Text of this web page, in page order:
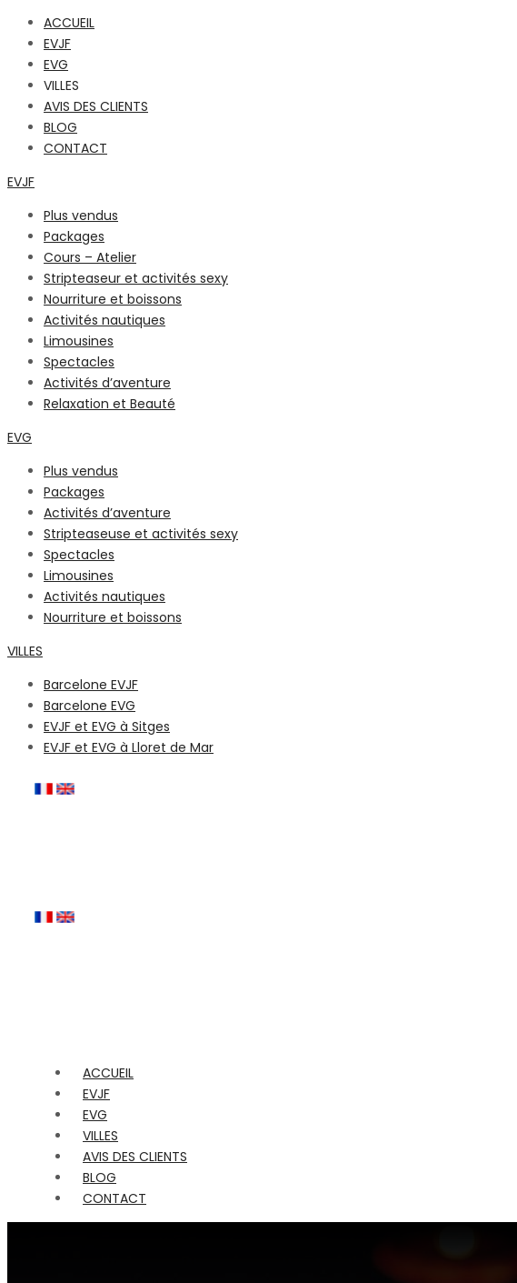
ACCUEIL
EVJF
EVG
VILLES
AVIS DES CLIENTS
BLOG
CONTACT
EVJF
Plus vendus
Packages
Cours – Atelier
Stripteaseur et activités sexy
Nourriture et boissons
Activités nautiques
Limousines
Spectacles
Activités d’aventure
Relaxation et Beauté
EVG
Plus vendus
Packages
Activités d’aventure
Stripteaseuse et activités sexy
Spectacles
Limousines
Activités nautiques
Nourriture et boissons
VILLES
Barcelone EVJF
Barcelone EVG
EVJF et EVG à Sitges
EVJF et EVG à Lloret de Mar
ACCUEIL
EVJF
EVG
VILLES
AVIS DES CLIENTS
BLOG
CONTACT